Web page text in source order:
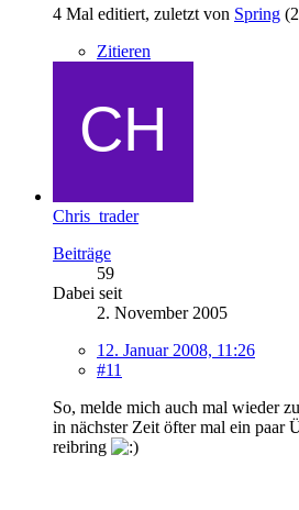
4 Mal editiert, zuletzt von Spring (
Zitieren
Chris_trader
Beiträge
59
Dabei seit
2. November 2005
12. Januar 2008, 11:26
#11
So, melde mich auch mal wieder
in nächster Zeit öfter mal ein paar
reibring